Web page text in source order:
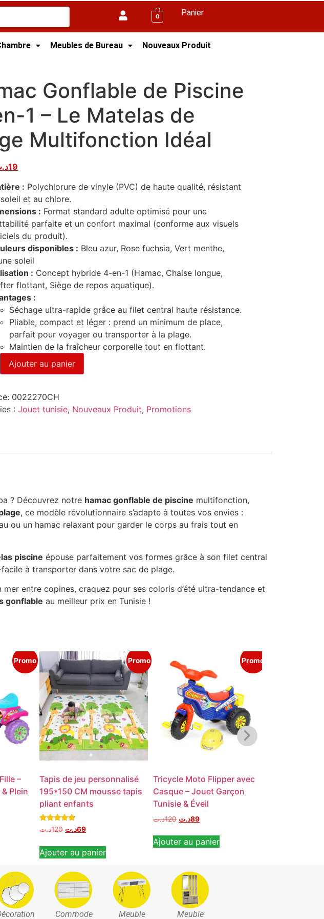
0 Panier
Meubles de Bureau Nouveaux Produit
Gonflable de Piscine
1 – Le Matelas de
Multifonction Idéal
19
: Polychlorure de vinyle (PVC) de haute qualité, résistant
et au chlore.
: Format standard adulte optimisé pour une
parfaite et un confort maximal (conforme aux visuels
du produit).
disponibles : Bleu azur, Rose fuchsia, Vert menthe,
soleil
: Concept hybride 4-en-1 (Hamac, Chaise longue,
flottant, Siège de repos aquatique).
:
Séchage ultra-rapide grâce au filet central haute résistance.
Pliable, compact et léger : prend un minimum de place,
parfait pour voyager ou transporter à la plage.
Maintien de la fraîcheur corporelle tout en flottant.
Ajouter au panier
0022270CH
:Jouet tunisie, Nouveaux Produit, Promotions
? Découvrez notre hamac gonflable de piscine multifonction,
, ce modèle révolutionnaire s’adapte à toutes vos envies :
ou un hamac relaxant pour garder le corps au frais tout en
piscine épouse parfaitement vos formes grâce à son filet central
à transporter dans votre sac de plage.
entre copines, craquez pour ses coloris d’été ultra-tendance et
gonflable au meilleur prix en Tunisie !
Promo
–
Plein
Promo
Tapis de jeu personnalisé
195*150 CM mousse tapis
pliant enfants
Note
4.60
120د.ت 69د.ت
Ajouter au panier
Promo
Tricycle Moto Flipper avec
Casque – Jouet Garçon
Tunisie & Éveil
120د.ت 89د.ت
Ajouter au panier
Commode Meuble Meuble